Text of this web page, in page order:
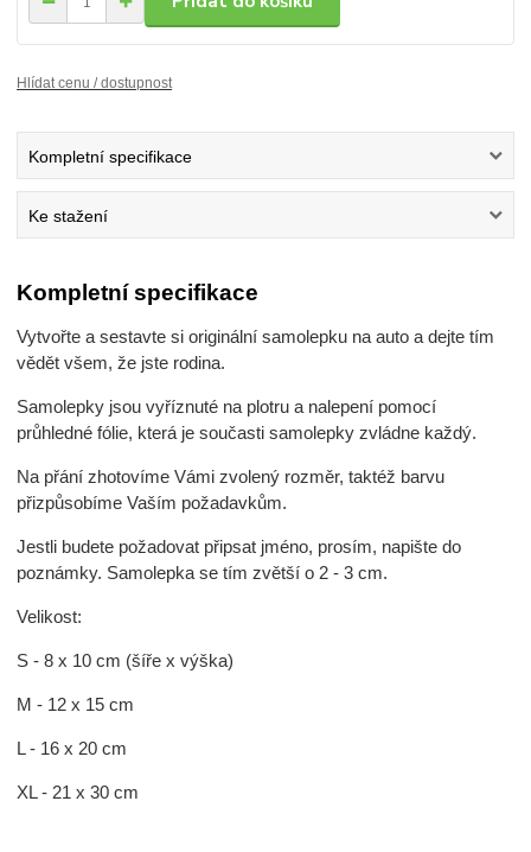
Hlídat cenu / dostupnost
Kompletní specifikace
Ke stažení
Kompletní specifikace
Vytvořte a sestavte si originální samolepku na auto a dejte tím
vědět všem, že jste rodina.
Samolepky jsou vyříznuté na plotru a nalepení pomocí
průhledné fólie, která je současti samolepky zvládne každý.
Na přání zhotovíme Vámi zvolený rozměr, taktéž barvu
přizpůsobíme Vaším požadavkům.
Jestli budete požadovat připsat jméno, prosím, napište do
poznámky. Samolepka se tím zvětší o 2 - 3 cm.
Velikost:
S - 8 x 10 cm (šíře x výška)
M - 12 x 15 cm
L - 16 x 20 cm
XL - 21 x 30 cm